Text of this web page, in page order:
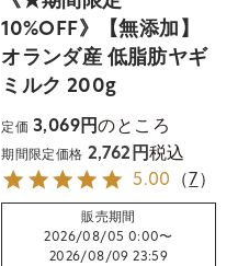
10%OFF》【無添加】
オランダ産 低脂肪ヤギ
ミルク 200g
定価 3,069 のところ
期間限定価格 2,762 税込
5.00 （ 7 ）
販売期間
2026/08/05 0:00〜
2026/08/09 23:59